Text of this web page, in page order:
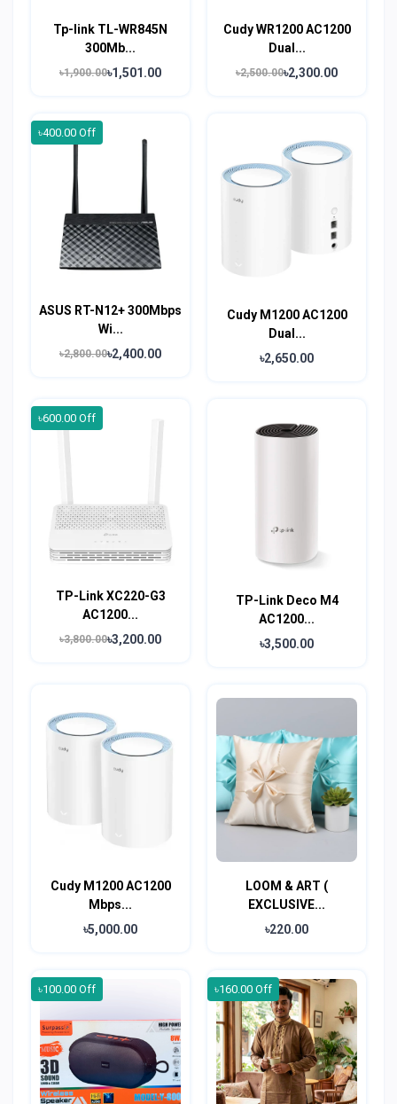
Tp-link TL-WR845N
300Mb...
৳1,900.00৳1,501.00
Cudy WR1200 AC1200
Dual...
৳2,500.00৳2,300.00
৳400.00 Off
ASUS RT-N12+ 300Mbps
Wi...
৳2,800.00৳2,400.00
Cudy M1200 AC1200
Dual...
৳2,650.00
৳600.00 Off
TP-Link XC220-G3
AC1200...
৳3,800.00৳3,200.00
TP-Link Deco M4
AC1200...
৳3,500.00
Cudy M1200 AC1200
Mbps...
৳5,000.00
LOOM & ART (
EXCLUSIVE...
৳220.00
৳100.00 Off ৳160.00 Off